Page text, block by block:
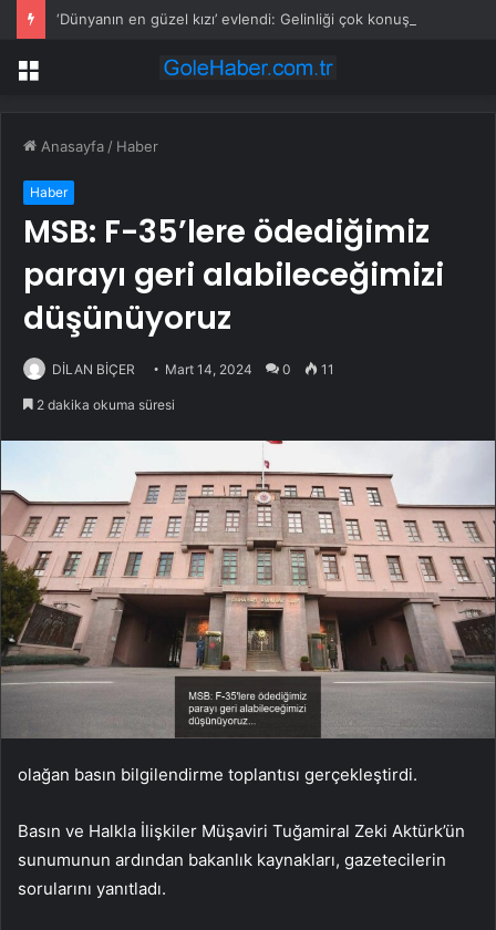
‘Dünyanın en güzel kızı’ evlendi: Gelinliği çok konuşuldu
Menü
Anasayfa / Haber
Haber
MSB: F-35’lere ödediğimiz
parayı geri alabileceğimizi
düşünüyoruz
DİLAN BİÇER Mart 14, 2024 0 11
2 dakika okuma süresi
olağan basın bilgilendirme toplantısı gerçekleştirdi.
Basın ve Halkla İlişkiler Müşaviri Tuğamiral Zeki Aktürk’ün
sunumunun ardından bakanlık kaynakları, gazetecilerin
sorularını yanıtladı.